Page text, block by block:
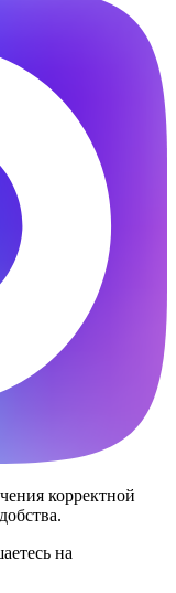
корректной
на